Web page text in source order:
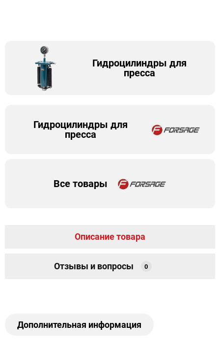
Гидроцилиндры для
пресса
Гидроцилиндры для
пресса
Все товары
Описание товара
Отзывы и вопросы 0
Дополнительная информация